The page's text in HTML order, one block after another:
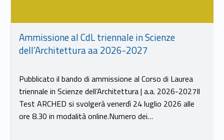
Ammissione al CdL triennale in Scienze
dell’Architettura aa 2026-2027
Pubblicato il bando di ammissione al Corso di Laurea
triennale in Scienze dell’Architettura | a.a. 2026-2027Il
Test ARCHED si svolgerà venerdì 24 luglio 2026 alle
ore 8.30 in modalità online.Numero dei…